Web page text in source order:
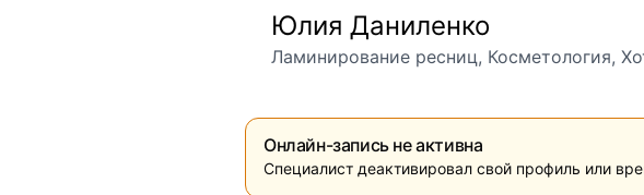
Юлия Даниленко
Ламинирование ресниц, Косметология,
Онлайн-запись не активна
Специалист деактивировал свой профиль или